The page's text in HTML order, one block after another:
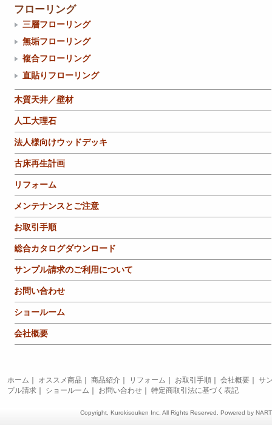
フローリング
三層フローリング
無垢フローリング
複合フローリング
直貼りフローリング
木質天井／壁材
人工大理石
法人様向けウッドデッキ
古床再生計画
リフォーム
メンテナンスとご注意
お取引手順
総合カタログダウンロード
サンプル請求のご利用について
お問い合わせ
ショールーム
会社概要
ホーム オススメ商品 商品紹介｜ リフォーム お取引手順｜ 会社概要｜
サ
プル請求｜ ショールーム お問い合わせ｜ 特定商取引法に基づく表記
Copyright, Kurokisouken Inc. All Rights Reserved. Powered by